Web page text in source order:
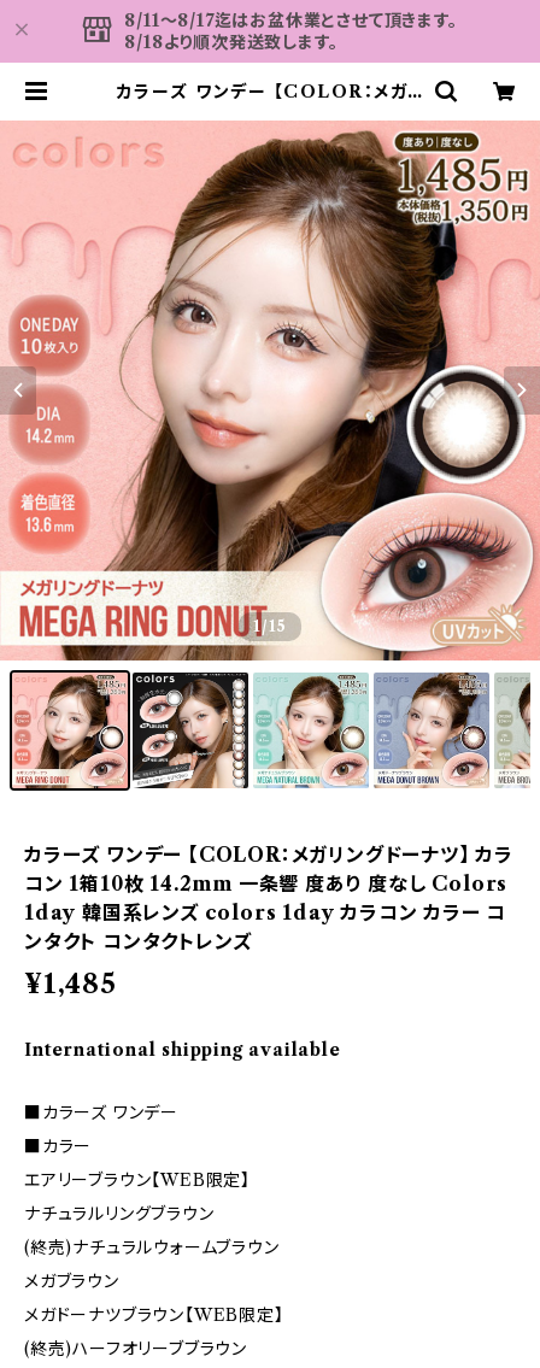
8/11～8/17迄はお盆休業とさせて頂きます。
8/18より順次発送致します。
カラーズ ワンデー 【COLOR：メガリ
2mm 一条響 度あり 度なし Color
s 1day 韓国系レンズ colors 1da
y カラコン カラー コンタクト コンタ
クトレンズ | カラコン MAHALO
1/15
カラーズ ワンデー 【COLOR：メガリングドーナツ】 カラ
コン 1箱10枚 14.2mm 一条響 度あり 度なし Colors
1day 韓国系レンズ colors 1day カラコン カラー コ
ンタクト コンタクトレンズ
¥1,485
International shipping available
■カラーズ ワンデー
■カラー
エアリーブラウン【WEB限定】
ナチュラルリングブラウン
(終売)ナチュラルウォームブラウン
メガブラウン
メガドーナツブラウン【WEB限定】
(終売)ハーフオリーブブラウン